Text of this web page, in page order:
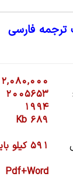
ترجمه فارسی
2,080,000 ریال
2005653
1994
689 Kb
591 کیلو بایت
Pdf+Word